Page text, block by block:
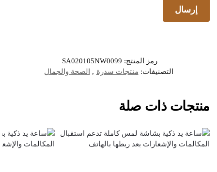
رمز المنتج: SA020105NW0099
التصنيفات: منتجات سدرة , الصحة والجمال
منتجات ذات صلة